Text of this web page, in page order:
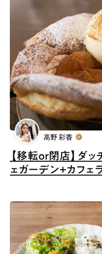
【移転or閉店】ダッ
ェガーデン+カフェ
高野 彩香